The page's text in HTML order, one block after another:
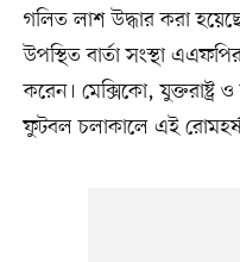
গলিত লাশ উদ্ধার করা
উপস্থিত বার্তা সংস্থা
করেন। মেক্সিকো,
ফুটবল চলাকালে এই